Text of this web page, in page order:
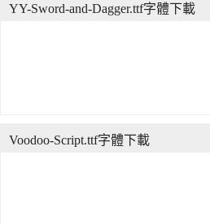
YY-Sword-and-Dagger.ttf字體下載
Voodoo-Script.ttf字體下載